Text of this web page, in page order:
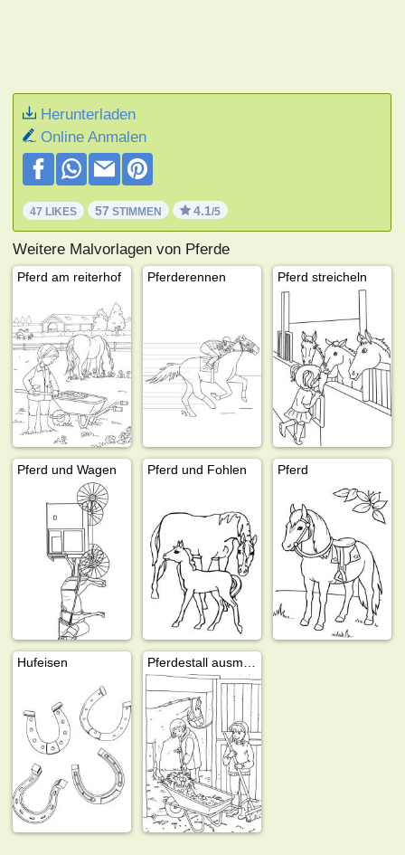
Herunterladen
Online Anmalen
47 LIKES 57 STIMMEN 4.1/5
Weitere Malvorlagen von Pferde
Pferd am reiterhof Pferderennen Pferd streicheln
Pferd und Wagen Pferd und Fohlen Pferd
Hufeisen